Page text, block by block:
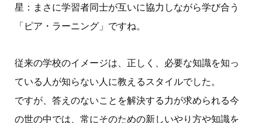
星：まさに学習者同士が互いに協力しながら学び合う
「ピア・ラーニング」ですね。
従来の学校のイメージは、正しく、必要な知識を知っ
ている人が知らない人に教えるスタイルでした。
ですが、答えのないことを解決する力が求められる今
の世の中では、常にそのための新しいやり方や知識を